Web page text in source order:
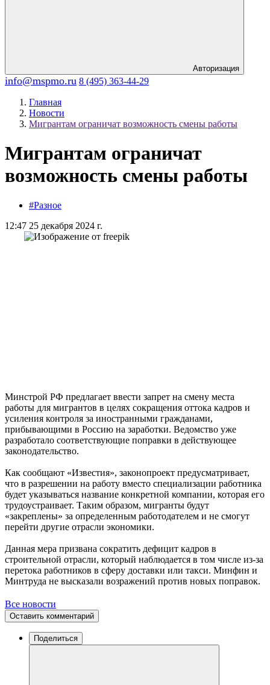
Авторизация
info@mspmo.ru 8 (495) 363-44-29
Главная
Новости
Мигрантам ограничат возможность смены работы
Мигрантам ограничат
возможность смены работы
#Разное
12:47 25 декабря 2024 г.
Минстрой РФ предлагает ввести запрет на смену места
работы для мигрантов в целях сокращения оттока кадров и
усиления контроля за иностранными гражданами,
прибывающими в Россию на заработки. Ведомство уже
разработало соответствующие поправки в действующее
законодательство.
Как сообщают «Известия», законопроект предусматривает,
что в разрешении на работу вместо специализации работника
будет указываться название конкретной компании, которая его
трудоустраивает. Таким образом, мигранты будут
«закреплены» за определенным работодателем и не смогут
перейти другие отрасли экономики.
Данная мера призвана сократить дефицит кадров в
строительной отрасли, который наблюдается в том числе из-за
перетока работников в сферу доставки или такси. Минфин и
Минтруда не высказали возражений против новых поправок.
Все новости
Оставить комментарий
Поделиться